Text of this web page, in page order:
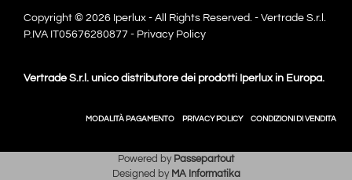
Copyright © 2026 Iperlux - All Rights Reserved. - Vertrade S.r.l.
P.IVA IT05676280877 - Privacy Policy
Vertrade S.r.l. unico distributore dei prodotti Iperlux in Europa.
MODALITÀ PAGAMENTO PRIVACY POLICY CONDIZIONI DI VENDITA
Powered by Passepartout
Designed by MA Informatika